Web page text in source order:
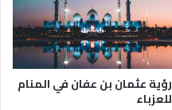
رؤية عثمان بن عفان في المنام
للعزباء